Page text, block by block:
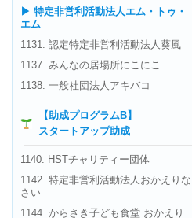
▶ 特定非営利活動法人エム・トゥ・
エム
1131. 認定特定非営利活動法人葵風
1137. みんなの居場所にこにこ
1138. 一般社団法人アキバコ
【助成プログラムB】
スタートアップ助成
1140. HSTチャリティー団体
1142. 特定非営利活動法人おかえりな
さい
1144. からさき子ども食堂 おかえり